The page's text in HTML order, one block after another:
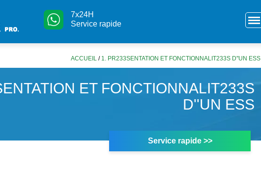
7x24H
Service rapide
ACCUEIL / 1. PR233SENTATION ET FONCTIONNALIT233S D''UN ESS
ET FONCTIONNALIT233S
D''UN ESS
Service rapide >>